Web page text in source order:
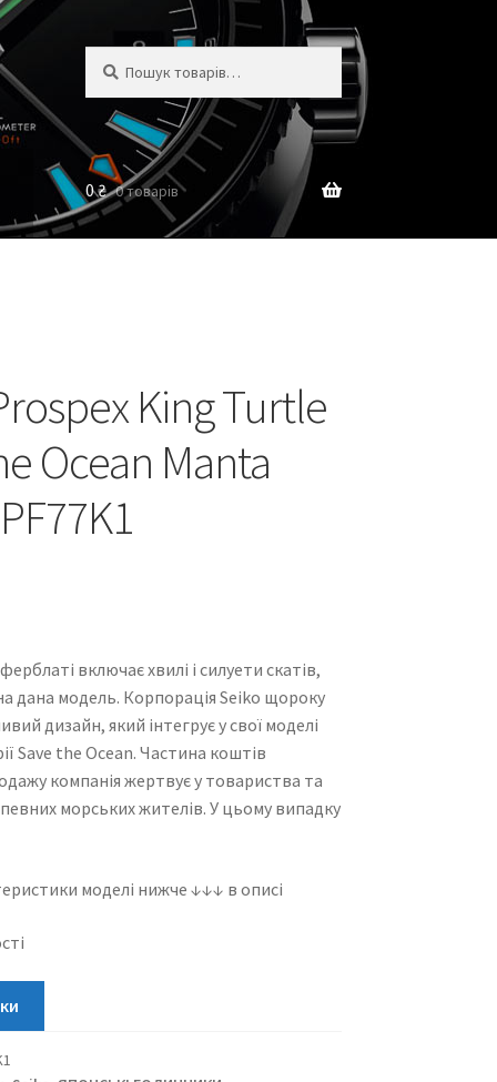
0₴ 0 товарів
King Turtle
Ocean Manta
включає хвилі і силуети скатів,
дана модель. Корпорація Seiko щороку
дизайн, який інтегрує у свої моделі
Save the Ocean. Частина коштів
компанія жертвує у товариства та
морських жителів. У цьому випадку
моделі нижче ↓↓↓ в описі